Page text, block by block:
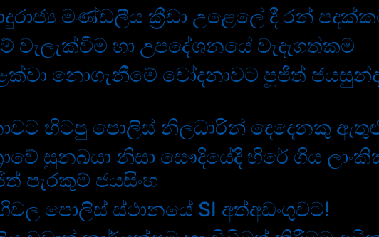
මණ්ඩලීය ක්‍රීඩා උළෙලේ දී රන්
වැලැක්වීම හා උපදේශනයේ වැදැගත්කම
නොගැනීමේ චෝදනාවට පූජිත්
හිටපු පොලිස් නිලධාරීන් දෙදෙනකු
සුනඛයා නිසා සෞදියේදී හිරේ ගිය
පැරකුම් ජයසිංහ
පොලිස් ස්ථානයේ SI අත්අඩංගුවට!